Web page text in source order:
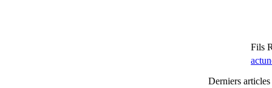
Fils
Derniers articles